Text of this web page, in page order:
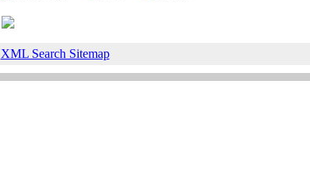
XML Search Sitemap